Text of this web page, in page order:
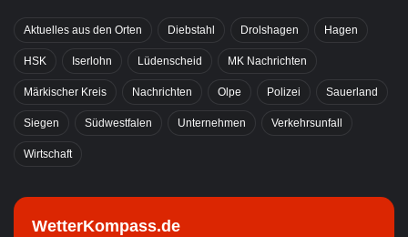
Aktuelles aus den Orten Diebstahl Drolshagen Hagen
HSK Iserlohn Lüdenscheid MK Nachrichten
Märkischer Kreis Nachrichten Olpe Polizei Sauerland
Siegen Südwestfalen Unternehmen Verkehrsunfall
Wirtschaft
WetterKompass.de